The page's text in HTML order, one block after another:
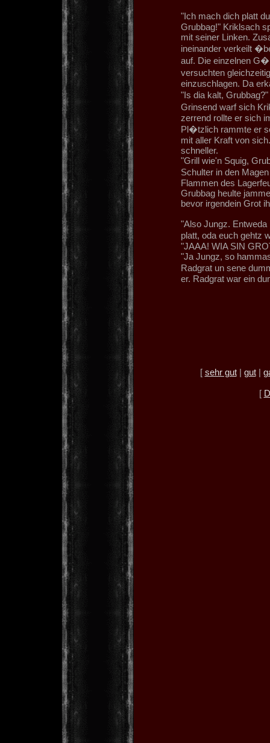
"Ich mach dich platt
Grubbag!" Kriklsach
mit seiner Linken.
ineinander verkeilt
auf. Die einzelnen
versuchten
einzuschlagen. Da
"Is dia kalt,
Grinsend warf sich
zerrend rollte er sich
Pl�tzlich rammte er
mit aller Kraft von
schneller.
"Grill wie'n Squig,
Schulter in den
Flammen des
Grubbag heulte
bevor irgendein Grot
"Also Jungz.
platt, oda euch gehtz
"JAAA! WIA SIN
"Ja Jungz, so
Radgrat un sene
er. Radgrat war ein
[ sehr gut| gut|
[